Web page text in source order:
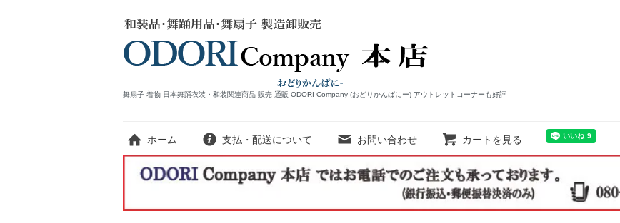
舞扇子 着物 日本舞踊衣装・和装関連商品 販売 通販 ODORI Company (おどりかんぱにー) アウトレットコーナーも好評
ホーム 支払・配送について お問い合わせ カートを見る